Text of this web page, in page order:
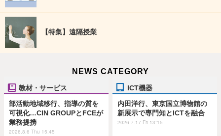
【特集】遠隔授業
NEWS CATEGORY
教材・サービス
部活動地域移行、指導の質を
可視化…CIN GROUPとFCEが
業務提携
2026.8.6 Thu 15:45
ICT機器
内田洋行、東京国立博物館の
新展示で専門知とICTを融合
2026.7.17 Fri 13:15